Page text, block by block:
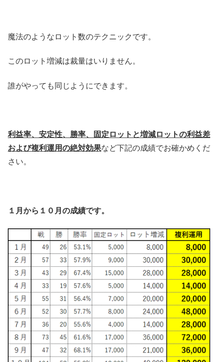
魔法のようなロット数のテクニックです。
このロット増減は裁量はいりません。
誰がやっても同じようにできます。
利益率、安定性、勝率、固定ロットと増減ロットの利益差
および複利運用の絶対効果など下記の成績でお確かめくだ
さい。
１月から１０月の成績です。